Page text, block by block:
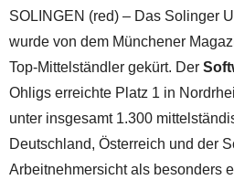
SOLINGEN (red) – Das Solinger
wurde von dem Münchener
Top-Mittelständler gekürt. Der
Ohligs erreichte Platz 1 in
unter insgesamt 1.300
Deutschland, Österreich und der
Arbeitnehmersicht als besonders